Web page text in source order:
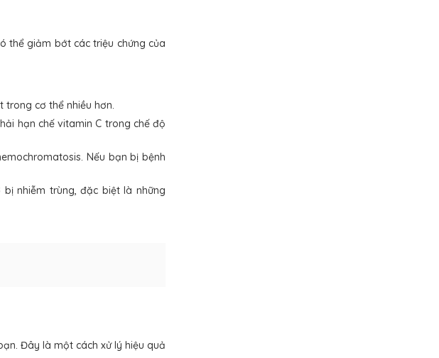
thể giảm bớt các triệu chứng của
cơ thể nhiều hơn.
hạn chế vitamin C trong chế độ
Nếu bạn bị bệnh
nhiễm trùng, đặc biệt là những
Đây là một cách xử lý hiệu quả